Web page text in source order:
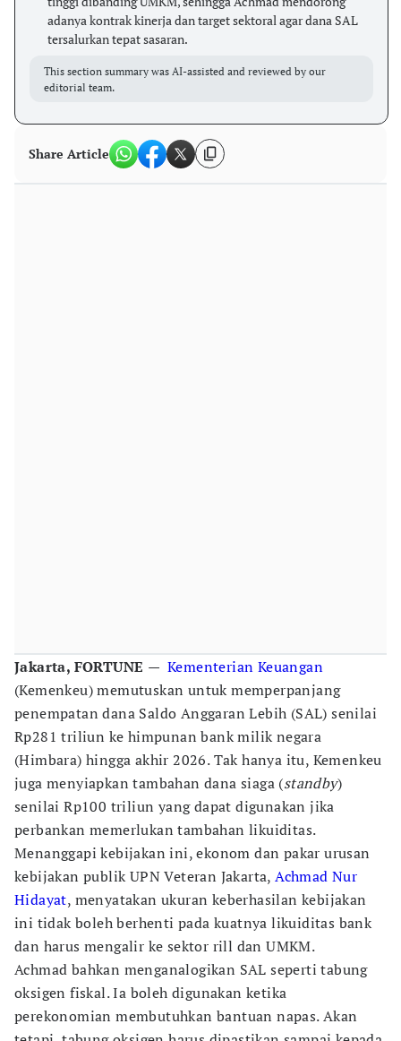
adanya kontrak kinerja dan target sektoral agar dana SAL
tersalurkan tepat sasaran.
This section summary was AI-assisted and reviewed by our
editorial team.
Share Article
Jakarta, FORTUNE —Kementerian Keuangan
(Kemenkeu) memutuskan untuk memperpanjang
penempatan dana Saldo Anggaran Lebih (SAL) senilai
Rp281 triliun ke himpunan bank milik negara
(Himbara) hingga akhir 2026. Tak hanya itu, Kemenkeu
juga menyiapkan tambahan dana siaga (standby)
senilai Rp100 triliun yang dapat digunakan jika
perbankan memerlukan tambahan likuiditas.
Menanggapi kebijakan ini, ekonom dan pakar urusan
kebijakan publik UPN Veteran Jakarta,Achmad Nur
Hidayat, menyatakan ukuran keberhasilan kebijakan
ini tidak boleh berhenti pada kuatnya likuiditas bank
dan harus mengalir ke sektor rill dan UMKM.
Achmad bahkan menganalogikan SAL seperti tabung
oksigen fiskal. Ia boleh digunakan ketika
perekonomian membutuhkan bantuan napas. Akan